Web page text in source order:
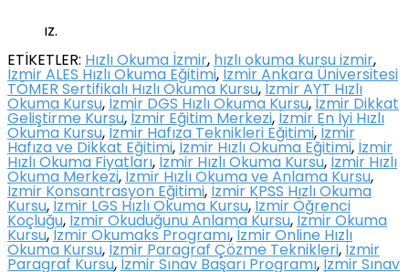
ız.
ETİKETLER: Hızlı Okuma İzmir, hızlı okuma kursu izmir,
İzmir ALES Hızlı Okuma Eğitimi, İzmir Ankara Üniversitesi
TÖMER Sertifikalı Hızlı Okuma Kursu, İzmir AYT Hızlı
Okuma Kursu, İzmir DGS Hızlı Okuma Kursu, İzmir Dikkat
Geliştirme Kursu, İzmir Eğitim Merkezi, İzmir En İyi Hızlı
Okuma Kursu, İzmir Hafıza Teknikleri Eğitimi, İzmir
Hafıza ve Dikkat Eğitimi, İzmir Hızlı Okuma Eğitimi, İzmir
Hızlı Okuma Fiyatları, İzmir Hızlı Okuma Kursu, İzmir Hızlı
Okuma Merkezi, İzmir Hızlı Okuma ve Anlama Kursu,
İzmir Konsantrasyon Eğitimi, İzmir KPSS Hızlı Okuma
Kursu, İzmir LGS Hızlı Okuma Kursu, İzmir Öğrenci
Koçluğu, İzmir Okuduğunu Anlama Kursu, İzmir Okuma
Kursu, İzmir Okumaks Programı, İzmir Online Hızlı
Okuma Kursu, İzmir Paragraf Çözme Teknikleri, İzmir
Paragraf Kursu, İzmir Sınav Başarı Programı, İzmir Sınav